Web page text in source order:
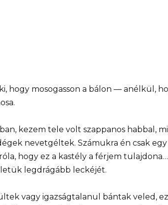
hogy mosogasson a bálon — anélkül,
kezem tele volt szappanos habbal,
nevetgéltek. Számukra én csak
hogy ez a kastély a férjem
legdrágább leckéjét.
vagy igazságtalanul bántak veled,